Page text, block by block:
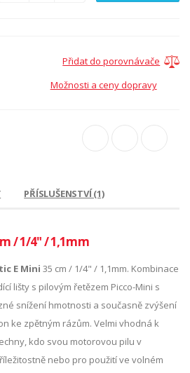
Přidat do porovnávače
Možnosti a ceny dopravy
PŘÍSLUŠENSTVÍ (1)
/ 1/4" / 1,1mm
E Mini 35 cm / 1/4" / 1,1mm. Kombinace
lišty s pilovým řetězem Picco-Mini s
snížení hmotnosti a současně zvýšení
ke zpětným rázům. Velmi vhodná k
kdo svou motorovou pilu v
nebo pro použití ve volném